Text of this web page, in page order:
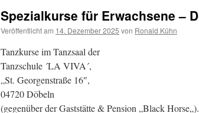
Spezialkurse für Erwachsene –
Veröffentlicht am 14. Dezember 2025 von Ronald Kühn
Tanzkurse im Tanzsaal der
Tanzschule ´LA VIVA´,
„St. Georgenstraße 16″,
04720 Döbeln
(gegenüber der Gaststätte & Pension „Black Horse„).